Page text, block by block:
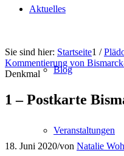
Aktuelles
Blog
Veranstaltungen
Sie sind hier: Startseite1 /
Kommentierung von
Denkmal
1 – Postkarte
18. Juni 2020/von Natalie